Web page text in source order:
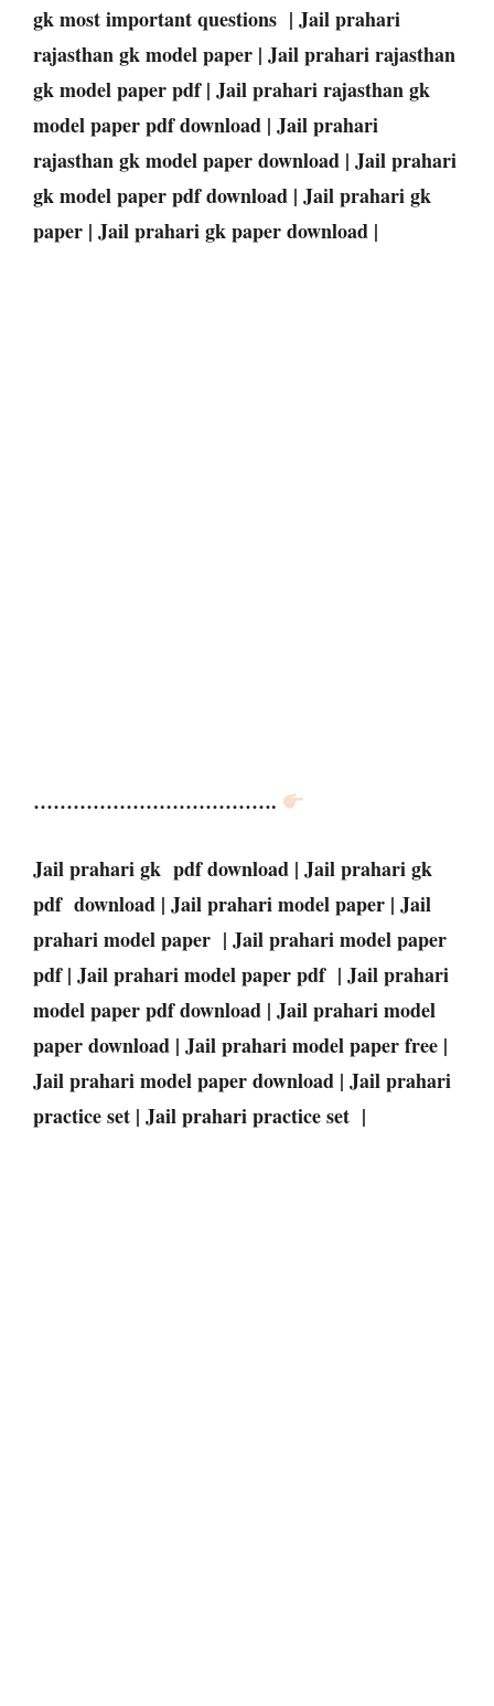
gk most important questions | Jail prahari
rajasthan gk model paper | Jail prahari rajasthan
gk model paper pdf | Jail prahari rajasthan gk
model paper pdf download | Jail prahari
rajasthan gk model paper download | Jail prahari
gk model paper pdf download | Jail prahari gk
paper | Jail prahari gk paper download |
……………………………….
Jail prahari gk pdf download | Jail prahari gk
pdf download | Jail prahari model paper | Jail
prahari model paper | Jail prahari model paper
pdf | Jail prahari model paper pdf | Jail prahari
model paper pdf download | Jail prahari model
paper download | Jail prahari model paper free |
Jail prahari model paper download | Jail prahari
practice set | Jail prahari practice set |